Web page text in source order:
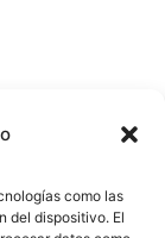
como las
del dispositivo. El